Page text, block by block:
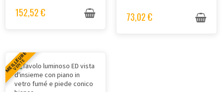
struttura metallica rinforzata,
offrendo stabilità ottimale e
152,52 €
altezza regolabile grazie a
questo kit di rialzo in acciaio
73,02 €
MEILLEURE
VENTE